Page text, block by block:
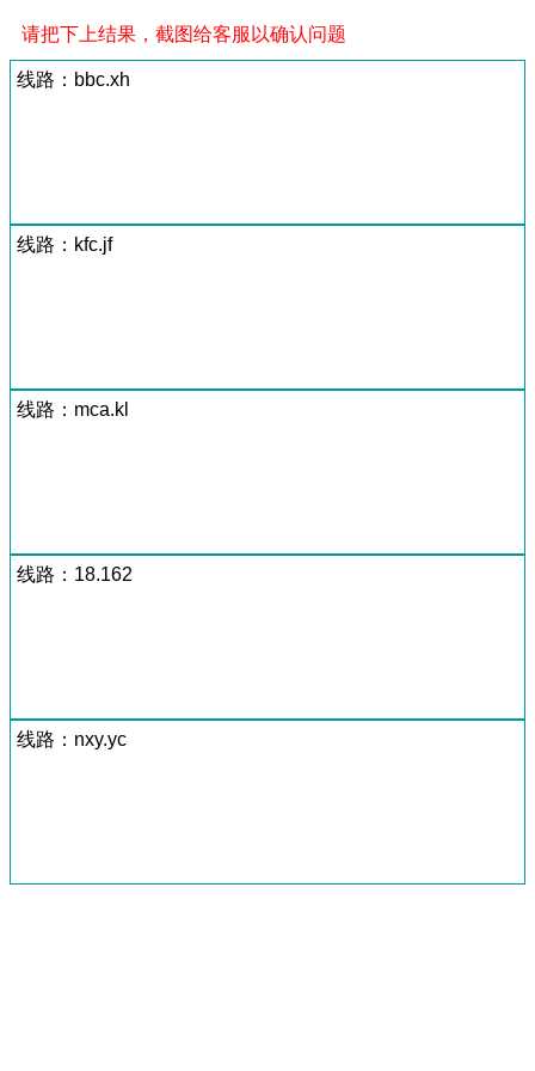
请把下上结果，截图给客服以确认问题
线路：bbc.xh
线路：kfc.jf
线路：mca.kl
线路：18.162
线路：nxy.yc